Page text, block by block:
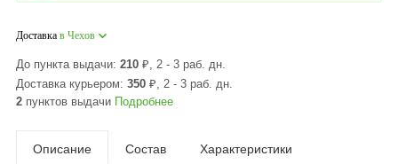
Доставка в Чехов
До пункта выдачи: 210 ₽, 2 - 3 раб. дн.
Доставка курьером: 350 ₽, 2 - 3 раб. дн.
2 пунктов выдачи Подробнее
Описание Состав Характеристики